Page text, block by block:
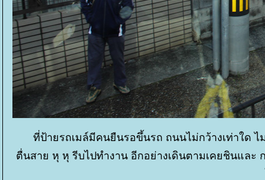
ที่ป้ายรถเมล์มีคนยืนรอขึ้นรถ ถนนไม่กว้างเท่าใด
ตื่นสาย หุ หุ รีบไปทำงาน อีกอย่างเดินตามเคยชินแล